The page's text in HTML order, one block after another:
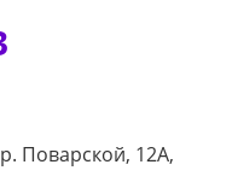
Поварской, 12А,